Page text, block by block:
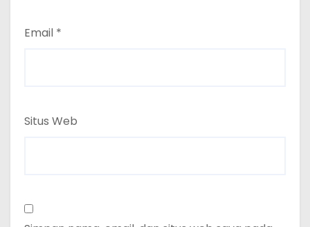
Email *
Situs Web